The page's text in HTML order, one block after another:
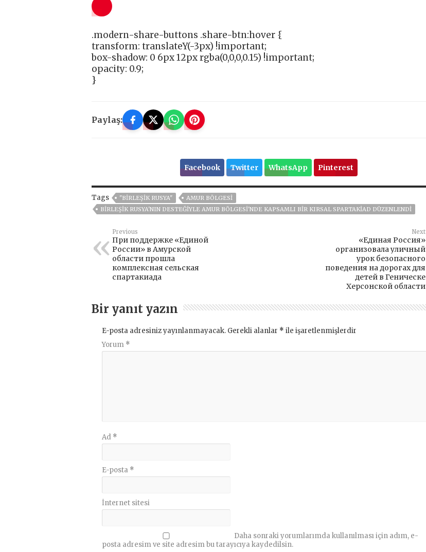
.modern-share-buttons .share-btn:hover {
transform: translateY(-3px) !important;
box-shadow: 0 6px 12px rgba(0,0,0,0.15) !important;
opacity: 0.9;
}
Paylaş:
Facebook Twitter WhatsApp Pinterest
Tags "BIRLEŞIK RUSYA"
AMUR BÖLGESI
BIRLEŞIK RUSYA'NIN DESTEĞIYLE AMUR BÖLGESI'NDE KAPSAMLI BIR KIRSAL SPARTAKIAD DÜZENLENDI
Previous
При поддержке «Единой
России» в Амурской
области прошла
комплексная сельская
спартакиада
Next
«Единая Россия»
организовала уличный
урок безопасного
поведения на дорогах для
детей в Геническе
Херсонской области
Bir yanıt yazın
E-posta adresiniz yayınlanmayacak. Gerekli alanlar * ile işaretlenmişlerdir
Yorum *
Ad *
E-posta *
İnternet sitesi
Daha sonraki yorumlarımda kullanılması için adım, e-
posta adresim ve site adresim bu tarayıcıya kaydedilsin.